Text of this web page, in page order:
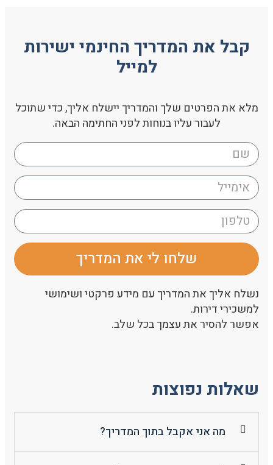
קבל את המדריך החינמי ישירות
למייל
מלא את הפרטים שלך והמדריך יישלח אליך, כדי שתוכל
לעבור עליו בנוחות לפני החתימה הבאה.
שלחו לי את המדריך
נשלח אליך את המדריך עם מידע פרקטי ושימושי
למשכירי דירות.
אפשר להסיר את עצמך בכל שלב.
שאלות נפוצות
מה אני אקבל בתוך המדריך?